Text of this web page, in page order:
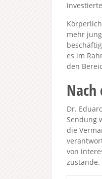
mehr
es im
den
Dr.
Sendung
die
von
zustande.